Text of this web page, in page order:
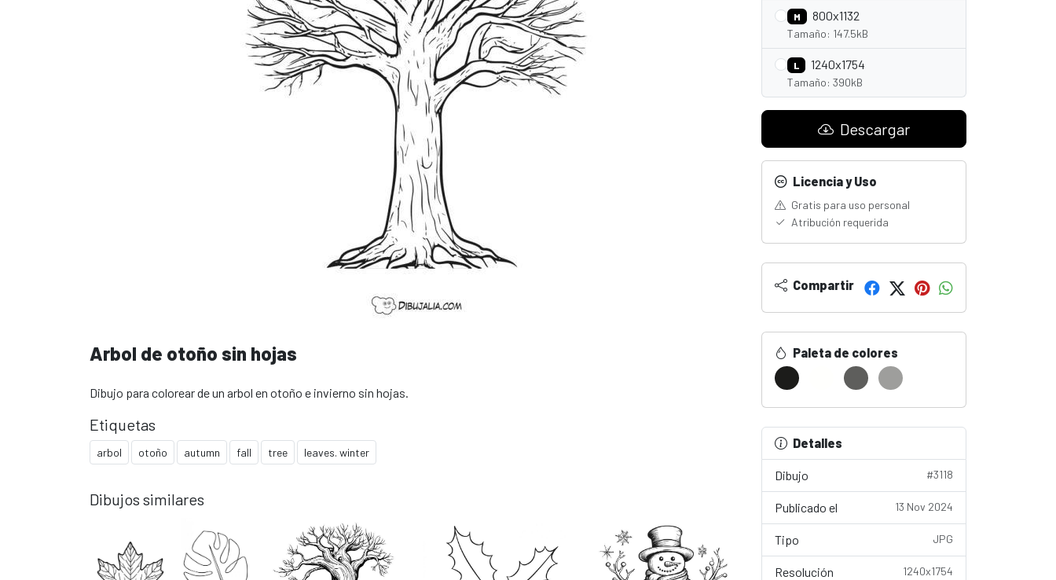
Arbol de otoño sin hojas
Dibujo para colorear de un arbol en otoño e invierno sin hojas.
Etiquetas
arbol otoño autumn fall tree leaves. winter
Dibujos similares
M 800x1132
Tamaño: 147.5kB
L 1240x1754
Tamaño: 390kB
Descargar
Licencia y Uso
Gratis para uso personal
Atribución requerida
Compartir
Paleta de colores
Detalles
Dibujo #3118
Publicado el 13 Nov 2024
Tipo JPG
Resolución 1240x1754